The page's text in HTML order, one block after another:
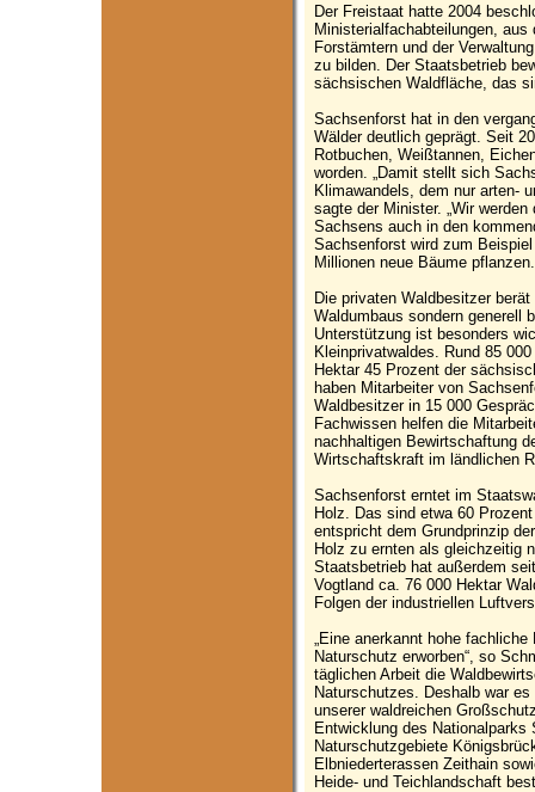
Der Freistaat hatte 2004
Ministerialfachabteilungen,
Forstämtern und der
zu bilden. Der Staatsbetrieb
sächsischen Waldfläche, das
Sachsenforst hat in den
Wälder deutlich geprägt. Seit
Rotbuchen, Weißtannen,
worden. „Damit stellt sich
Klimawandels, dem nur arten-
sagte der Minister. „Wir
Sachsens auch in den
Sachsenforst wird zum
Millionen neue Bäume
Die privaten Waldbesitzer
Waldumbaus sondern generell
Unterstützung ist besonders
Kleinprivatwaldes. Rund 85
Hektar 45 Prozent der
haben Mitarbeiter von
Waldbesitzer in 15 000
Fachwissen helfen die
nachhaltigen Bewirtschaftung
Wirtschaftskraft im ländlichen
Sachsenforst erntet im
Holz. Das sind etwa 60
entspricht dem Grundprinzip
Holz zu ernten als gleichzeitig
Staatsbetrieb hat außerdem
Vogtland ca. 76 000 Hektar
Folgen der industriellen
„Eine anerkannt hohe
Naturschutz erworben“, so
täglichen Arbeit die
Naturschutzes. Deshalb war
unserer waldreichen
Entwicklung des
Naturschutzgebiete
Elbniederterassen Zeithain
Heide- und Teichlandschaft